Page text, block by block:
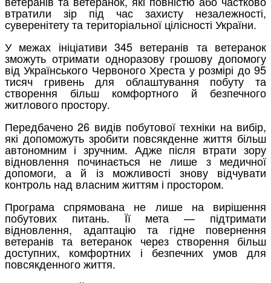
втратили зір під час захисту незалежності,
суверенітету та територіальної цілісності України.
У межах ініціативи 345 ветеранів та ветеранок
зможуть отримати одноразову грошову допомогу
від Українського Червоного Хреста у розмірі до 95
тисяч гривень для облаштування побуту та
створення більш комфортного й безпечного
житлового простору.
Передбачено 26 видів побутової техніки на вибір,
які допоможуть зробити повсякденне життя більш
автономним і зручним. Адже після втрати зору
відновлення починається не лише з медичної
допомоги, а й із можливості знову відчувати
контроль над власним життям і простором.
Програма спрямована не лише на вирішення
побутових питань. Її мета — підтримати
відновлення, адаптацію та гідне повернення
ветеранів та ветеранок через створення більш
доступних, комфортних і безпечних умов для
повсякденного життя.